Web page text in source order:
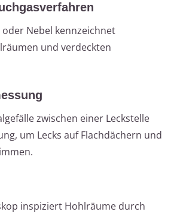
Nebel kennzeichnet
und verdeckten
zwischen einer Leckstelle
um Lecks auf Flachdächern und
inspiziert Hohlräume durch